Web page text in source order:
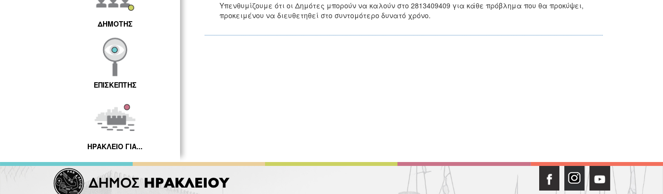
ΔΗΜΟΤΗΣ
ΕΠΙΣΚΕΠΤΗΣ
ΗΡΑΚΛΕΙΟ ΓΙΑ...
Υπενθυμίζουμε ότι οι Δημότες μπορούν να καλούν στο 2813409409 για κάθε πρόβλημα που θα προκύψει,
προκειμένου να διευθετηθεί στο συντομότερο δυνατό χρόνο.